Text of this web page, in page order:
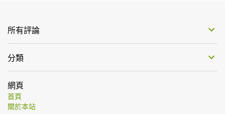
所有評論
分類
網頁
首頁
關於本站